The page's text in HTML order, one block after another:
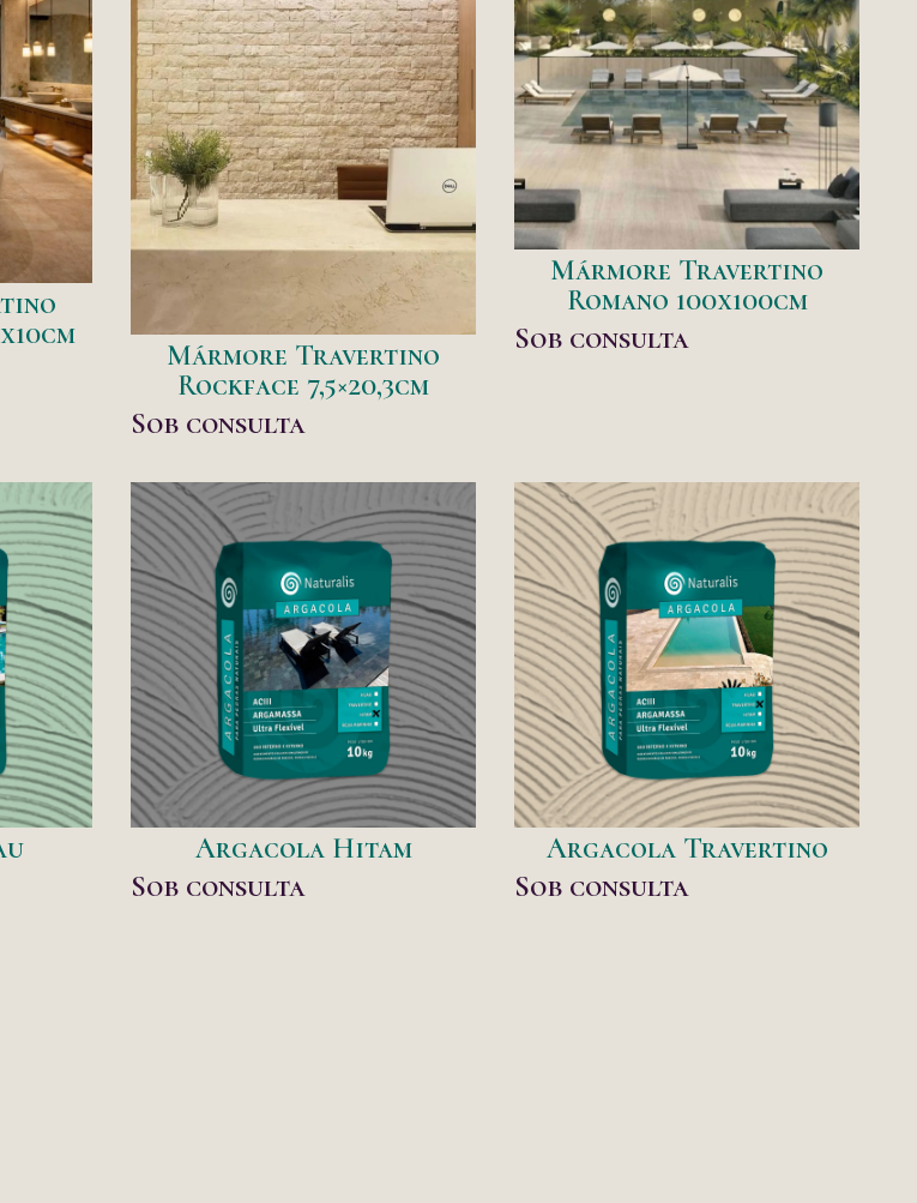
Mármore Travertino
Rockface 7,5×20,3cm
Sob consulta
Mármore Travertino
Romano 100x100cm
Sob consulta
Argacola Hitam
Sob consulta
Argacola Travertino
Sob consulta